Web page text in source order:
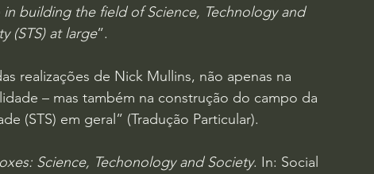
building the field of Science, Technology and
(STS) at large”.
realizações de Nick Mullins, não apenas na
– mas também na construção do campo da
(STS) em geral” (Tradução Particular).
Science, Techonology and Society. In: Social